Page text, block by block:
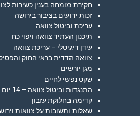
חקירת מומחה בענין כשירות
זכות ידועים בציבור בירושה
עריכת וביטול צוואה
תיכנון העתיד צוואה ויפוי כח
עידן דיגיטלי – עריכת צוואה
צוואה הדדית בראי החוק
מגן יורשים
שקט נפשי לחיים
התנגדות וביטול צוואה – 14 יום להגשה
קדימה בחלוקת עזבון
שאלות ותשובות על צוואות